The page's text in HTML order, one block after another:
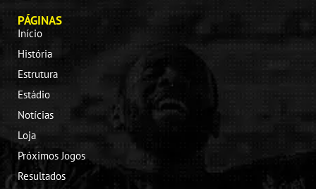
PÁGINAS
Início
História
Estrutura
Estádio
Notícias
Loja
Próximos Jogos
Resultados